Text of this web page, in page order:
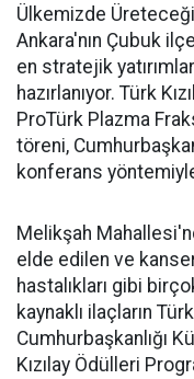
Ülkemizde
Ankara'nın Çubuk
en stratejik
hazırlanıyor. Türk
ProTürk Plazma
töreni,
konferans
Melikşah
elde edilen ve
hastalıkları gibi
kaynaklı ilaçların
Cumhurbaşkanlığı
Kızılay Ödülleri